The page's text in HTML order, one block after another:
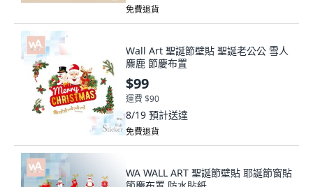
免費退貨
Wall Art 聖誕節壁貼 聖誕老公公 雪人
麋鹿 節慶布置
$99
運費 $90
8/19 預計送達
免費退貨
WA WALL ART 聖誕節壁貼 耶誕節窗貼